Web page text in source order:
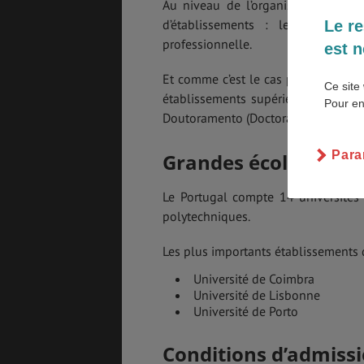
Au niveau de l’organisation des
d’établissements : les
professionnelle.
Et comme c’est le cas pour la
établissements supérieurs
Doutoramento (Doctorat).
Grandes écoles et
Le Portugal compte 14
polytechniques.
Les plus importants établissements
Université de Coimbra
Université de Lisbonne
Université de Porto
Conditions
Le
est
Ce site
Pour